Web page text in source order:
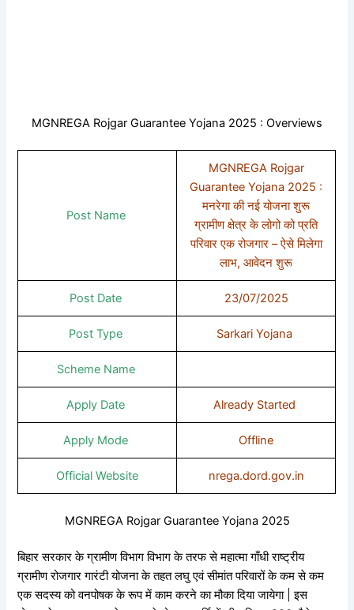
MGNREGA Rojgar Guarantee Yojana 2025 : Overviews
Post Name
MGNREGA Rojgar
Guarantee Yojana 2025 :
मनरेगा की नई योजना शुरू
ग्रामीण क्षेत्र के लोगो को प्रति
परिवार एक रोजगार – ऐसे मिलेगा
लाभ, आवेदन शुरू
Post Date 23/07/2025
Post Type Sarkari Yojana
Scheme Name
Apply Date Already Started
Apply Mode Offline
Official Website nrega.dord.gov.in
MGNREGA Rojgar Guarantee Yojana 2025
बिहार सरकार के ग्रामीण विभाग विभाग के तरफ से महात्मा गाँधी राष्ट्रीय
ग्रामीण रोजगार गारंटी योजना के तहत लघु एवं सीमांत परिवारों के कम से कम
एक सदस्य को वनपोषक के रूप में काम करने का मौका दिया जायेगा | इस